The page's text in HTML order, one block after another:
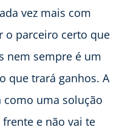
vez mais com
o parceiro certo que
nem sempre é um
que trará ganhos. A
como uma solução
e não vai te